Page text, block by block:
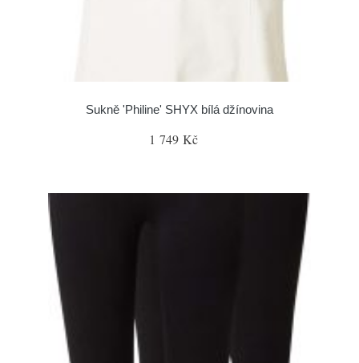
Sukně 'Philine' SHYX bílá džínovina
1 749 Kč